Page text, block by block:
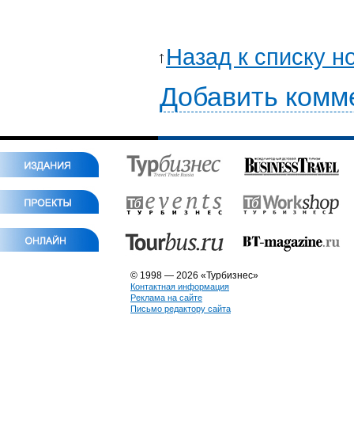
Назад к списку
Добавить
© 1998 — 2026 «Турбизнес»
Контактная информация
Реклама на сайте
Письмо редактору сайта